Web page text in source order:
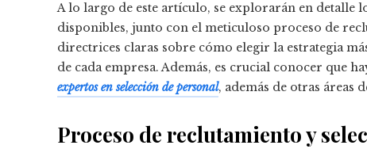
A lo largo de este artículo, se explorarán en detalle
disponibles, junto con el meticuloso proceso de
directrices claras sobre cómo elegir la estrategia
de cada empresa. Además, es crucial conocer que
expertos en selección de personal, además de otras áreas
Proceso de reclutamiento y